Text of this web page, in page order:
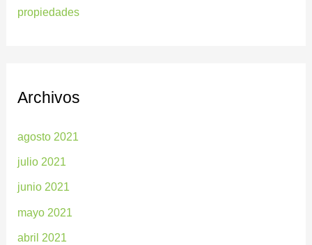
propiedades
Archivos
agosto 2021
julio 2021
junio 2021
mayo 2021
abril 2021